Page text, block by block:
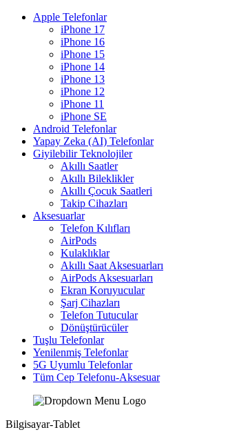
Apple Telefonlar
iPhone 17
iPhone 16
iPhone 15
iPhone 14
iPhone 13
iPhone 12
iPhone 11
iPhone SE
Android Telefonlar
Yapay Zeka (AI) Telefonlar
Giyilebilir Teknolojiler
Akıllı Saatler
Akıllı Bileklikler
Akıllı Çocuk Saatleri
Takip Cihazları
Aksesuarlar
Telefon Kılıfları
AirPods
Kulaklıklar
Akıllı Saat Aksesuarları
AirPods Aksesuarları
Ekran Koruyucular
Şarj Cihazları
Telefon Tutucular
Dönüştürücüler
Tuşlu Telefonlar
Yenilenmiş Telefonlar
5G Uyumlu Telefonlar
Tüm Cep Telefonu-Aksesuar
Bilgisayar-Tablet